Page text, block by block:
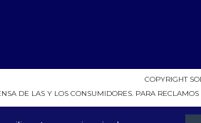
COPYRIGHT
DE LAS Y LOS CONSUMIDORES. PARA RECLAMOS